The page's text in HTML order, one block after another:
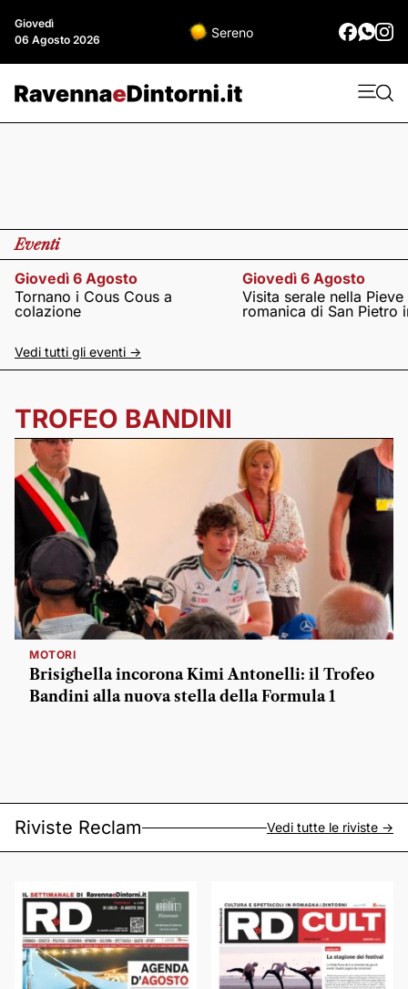
Giovedì
06 Agosto 2026
Sereno
Eventi
Giovedì 6 Agosto
Tornano i Cous Cous a
colazione
Giovedì 6 Agosto
Visita serale nella Pieve
romanica di San Pietro
Vedi tutti gli eventi ->
TROFEO BANDINI
MOTORI
Brisighella incorona Kimi Antonelli: il Trofeo
Bandini alla nuova stella della Formula 1
Riviste Reclam Vedi tutte le riviste ->